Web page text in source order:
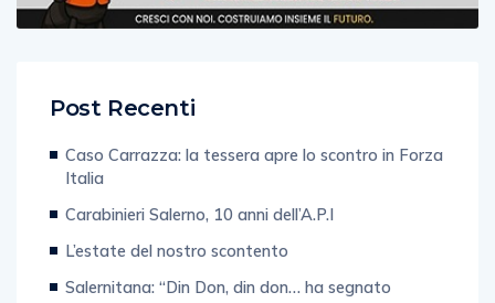
Italia
Carabinieri Salerno, 10 anni dell’A.P.I
L’estate del nostro scontento
Salernitana: “Din Don, din don… ha segnato
Bocalon”